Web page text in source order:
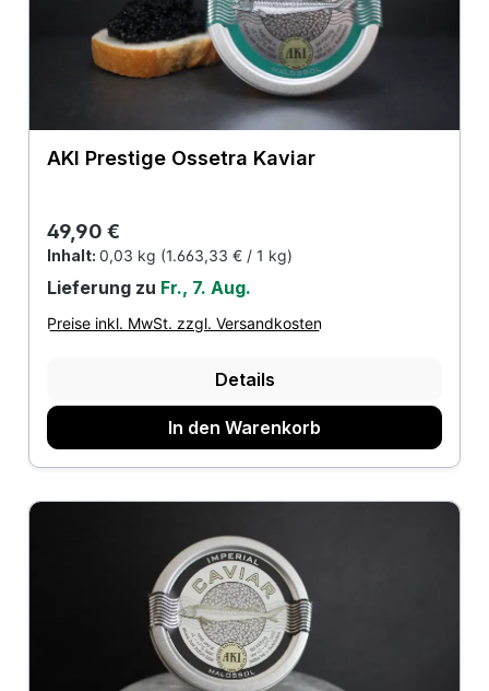
AKI Prestige Ossetra Kaviar
Regulärer Preis:
49,90 €
Inhalt: 0,03 kg (1.663,33 € / 1 kg)
Lieferung zu Fr., 7. Aug.
Preise inkl. MwSt. zzgl. Versandkosten
Details
In den Warenkorb